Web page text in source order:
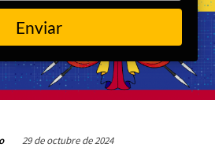
29 de octubre de 2024
Enviar